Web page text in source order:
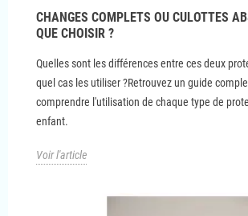
CHANGES COMPLETS OU CULOTTES
QUE CHOISIR ?
Quelles sont les différences entre ces deux
quel cas les utiliser ?Retrouvez un guide
comprendre l'utilisation de chaque type de
enfant.
Voir l'article